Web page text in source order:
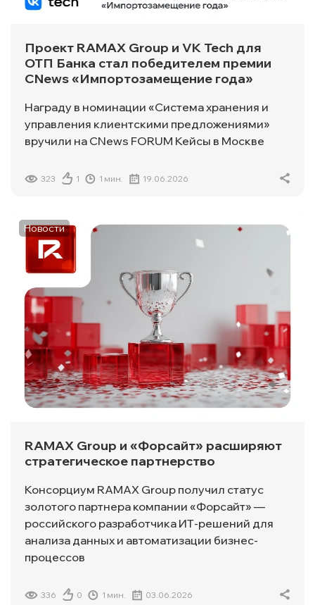
Проект RAMAX Group и VK Tech для
ОТП Банка стал победителем премии
CNews «Импортозамещение года»
Награду в номинации «Система хранения и
управления клиентскими предложениями»
вручили на CNews FORUM Кейсы в Москве
323 1 1 мин. 19.06.2026
Новости
RAMAX Group и «Форсайт» расширяют
стратегическое партнерство
Консорциум RAMAX Group получил статус
золотого партнера компании «Форсайт» —
российского разработчика ИТ-решений для
анализа данных и автоматизации бизнес-
процессов
336 0 1 мин. 03.06.2026